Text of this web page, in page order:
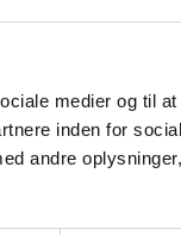
medier og til
inden for
andre
TRIGG LARGE HVID